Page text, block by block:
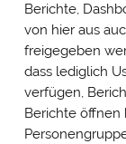
Berichte,
von hier aus
freigegeben
dass lediglich
verfügen,
Berichte öffnen